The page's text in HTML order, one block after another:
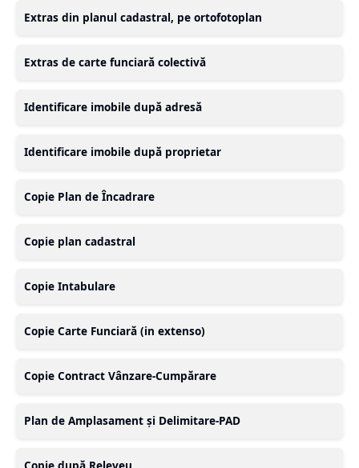
Extras din planul cadastral, pe ortofotoplan
Extras de carte funciară colectivă
Identificare imobile după adresă
Identificare imobile după proprietar
Copie Plan de Încadrare
Copie plan cadastral
Copie Intabulare
Copie Carte Funciară (in extenso)
Copie Contract Vânzare-Cumpărare
Plan de Amplasament și Delimitare-PAD
Copie după Releveu